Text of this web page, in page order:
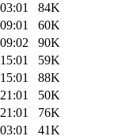
84K
60K
90K
59K
88K
50K
76K
41K